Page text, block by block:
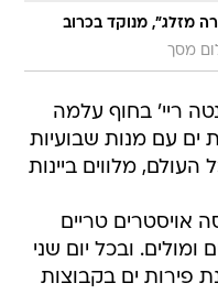
מזלג", מנוקד בכרוב
מסך
ריי' בחוף עלמה
ים עם מנות שבועיות
מלווים ביינות
אויסטרים טריים
ומולים. ובכל יום שני
סדנת פירות ים בקבוצות